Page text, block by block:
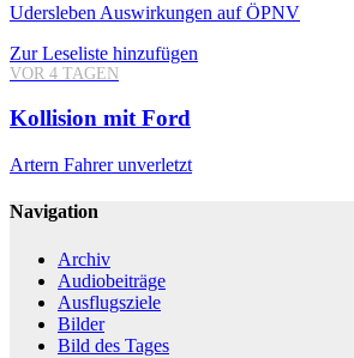
Udersleben Auswirkungen auf ÖPNV
Zur Leseliste hinzufügen
VOR 4 TAGEN
Kollision mit Ford
Artern Fahrer unverletzt
Navigation
Archiv
Audiobeiträge
Ausflugsziele
Bilder
Bild des Tages